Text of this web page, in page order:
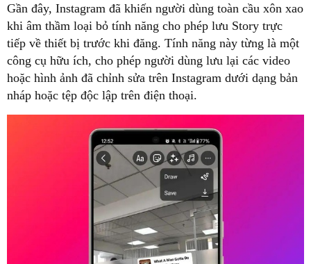
Gần đây, Instagram đã khiến người dùng toàn cầu xôn xao
khi âm thầm loại bỏ tính năng cho phép lưu Story trực
tiếp về thiết bị trước khi đăng. Tính năng này từng là một
công cụ hữu ích, cho phép người dùng lưu lại các video
hoặc hình ảnh đã chỉnh sửa trên Instagram dưới dạng bản
nháp hoặc tệp độc lập trên điện thoại.